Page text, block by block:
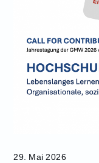
29. Mai 2026